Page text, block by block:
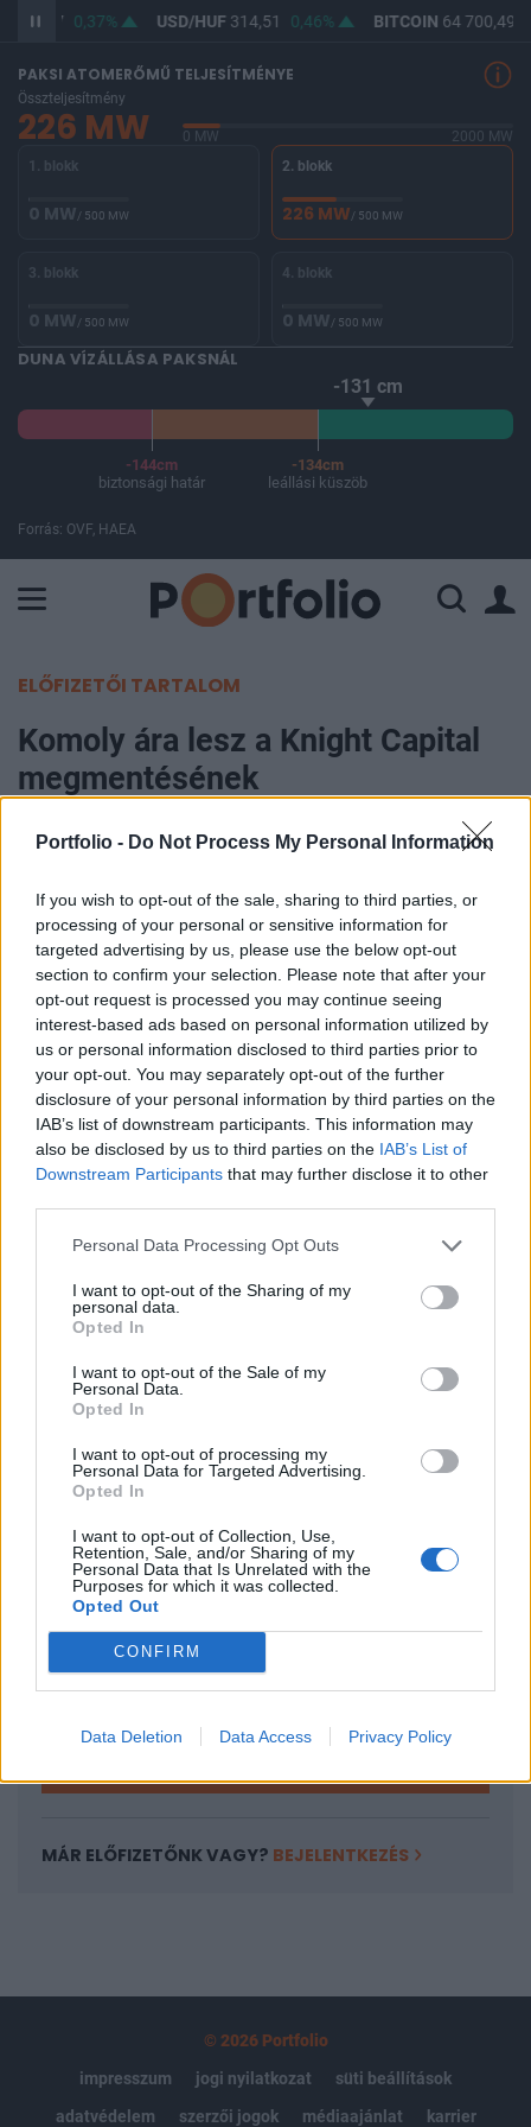
Portfolio - Do Not Process My Personal Information
If you wish to opt-out of the sale, sharing to third parties, or
processing of your personal or sensitive information for
targeted advertising by us, please use the below opt-out
section to confirm your selection. Please note that after your
opt-out request is processed you may continue seeing
interest-based ads based on personal information utilized by
us or personal information disclosed to third parties prior to
your opt-out. You may separately opt-out of the further
disclosure of your personal information by third parties on the
IAB’s list of downstream participants. This information may
also be disclosed by us to third parties on the IAB’s List of
Downstream Participants that may further disclose it to other
Personal Data Processing Opt Outs
I want to opt-out of the Sharing of my
personal data.
Opted In
I want to opt-out of the Sale of my
Personal Data.
Opted In
I want to opt-out of processing my
Personal Data for Targeted Advertising.
Opted In
I want to opt-out of Collection, Use,
Retention, Sale, and/or Sharing of my
Personal Data that Is Unrelated with the
Purposes for which it was collected.
Opted Out
CONFIRM
Data Deletion Data Access Privacy Policy
363,07 0,37% USD/HUF314,51 0,46% BITCOIN64 700,49
PAKSI ATOMERŐMŰ TELJESÍTMÉNYE
Összteljesítmény
226 MW 0 MW
2000 MW
1. blokk
0 MW/ 500 MW
2. blokk
226 MW/ 500 MW
3. blokk
0 MW/ 500 MW
4. blokk
0 MW/ 500 MW
DUNA VÍZÁLLÁSA PAKSNÁL
-131 cm
-144cm
biztonsági határ
-134cm
leállási küszöb
Forrás: OVF, HAEA
ELŐFIZETŐI TARTALOM
Komoly ára lesz a Knight Capital
megmentésének
Portfolio
A hibás robot indítása miatt rövid idő alatt 440
millió dollárt bukó amerikai brókeróriás a hírek
szerint 400 millió dollárt vonhat be befektetőktől a
cég stabilizálása érdekében. A Knight Capital
ezzel ugyanakkor a részvényeinek számát
négyszeresére emelné, ami a hígulás miatt
komoly veszteségeket okozhat a jelenlegi
részvényeseknek. A nyitás előtt a cég részvényei
4 dollárról 2,87 dollárra estek.
miatt rövid időn belül 440 millió dollárt veszítő amerikai
óriás brókercég, a Knight Capital 400 millió dollárt vonhat
be a csőd elkerülése érdekében. A Knight Capital különböző
befektetőkkel kezdett tárgyalásokat folytatni, köztük
Jefferies Grouppal, a TD Ameritrade Holndingsal, a
Blacksone-nal sőt, a brókercég...
KEDVES OLVASÓNK!
tartozik, melynek olvasása előfizetéses
regisztrációhoz kötött.
Az előfizetés a következőket tartalmazza:
Portfolio.hu teljes cikkarchívum
Kötéslisták: BÉT elmúlt 2 év napon belüli
MÁR ELŐFIZETŐNK VAGY? BEJELENTKEZÉS
© 2026 Portfolio
impresszum
jogi nyilatkozat
süti beállítások
adatvédelem
szerzői jogok médiaajánlat karrier